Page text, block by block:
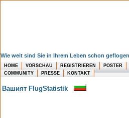
Wie weit sind Sie in Ihrem Leben schon
HOME VORSCHAU REGISTRIEREN POSTER
COMMUNITY
PRESSE KONTAKT
Вашият FlugStatistik